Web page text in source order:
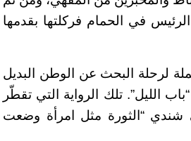
في الحمام فركلتها بقدمها
لرحلة البحث عن الوطن البديل
الليل”. تلك الرواية التي تقطّر
“الثورة مثل امرأة وضعت